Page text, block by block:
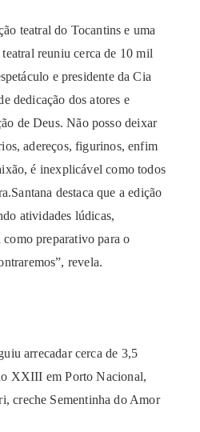
teatral do Tocantins e uma
reuniu cerca de 10 mil
e presidente da Cia
dedicação dos atores e
de Deus. Não posso deixar
adereços, figurinos, enfim
é inexplicável como todos
destaca que a edição
atividades lúdicas,
como preparativo para o
revela.
arrecadar cerca de 3,5
XXIII em Porto Nacional,
creche Sementinha do Amor